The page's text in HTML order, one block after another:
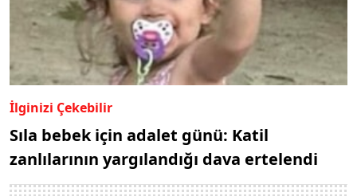
İlginizi Çekebilir
Sıla bebek için adalet günü: Katil
zanlılarının yargılandığı dava ertelendi